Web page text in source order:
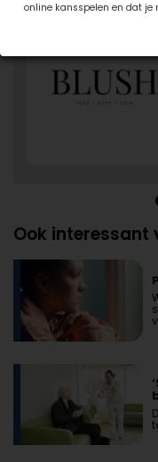
online kansspelen en dat
Ook interessant